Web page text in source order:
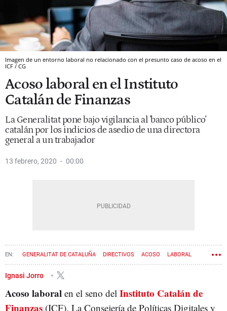
Imagen de un entorno laboral no relacionado con el presunto caso de acoso en el
ICF / CG
Acoso laboral en el Instituto
Catalán de Finanzas
La Generalitat pone bajo vigilancia al 'banco público'
catalán por los indicios de asedio de una directora
general a un trabajador
13 febrero, 2020 00:00
GENERALITAT DE CATALUÑA DIRECTIVOS ACOSO LABORAL
Ignasi Jorro
Acoso laboral en el seno del Instituto Catalán de
Finanzas (ICF). La Consejería de Políticas Digitales y